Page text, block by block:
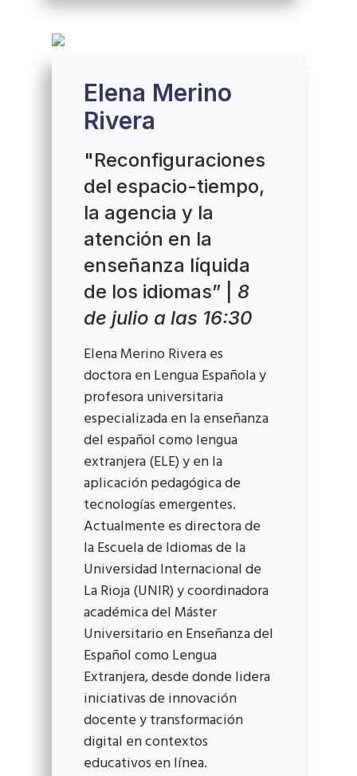
Elena Merino
Rivera
"Reconfiguraciones
del espacio-tiempo,
la agencia y la
atención en la
enseñanza líquida
de los idiomas” | 8
de julio a las 16:30
Elena Merino Rivera es
doctora en Lengua Española y
profesora universitaria
especializada en la enseñanza
del español como lengua
extranjera (ELE) y en la
aplicación pedagógica de
tecnologías emergentes.
Actualmente es directora de
la Escuela de Idiomas de la
Universidad Internacional de
La Rioja (UNIR) y coordinadora
académica del Máster
Universitario en Enseñanza del
Español como Lengua
Extranjera, desde donde lidera
iniciativas de innovación
docente y transformación
digital en contextos
educativos en línea.